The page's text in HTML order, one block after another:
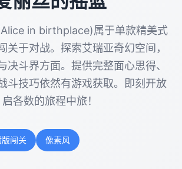
in birthplace)属于单款精美式
关于对战。探索艾瑞亚奇幻空间，
决斗界方面。提供完整面心思得、
斗技巧依然有游戏获取。即刻开放
启各数的旅程中旅！
版闯关 像素风